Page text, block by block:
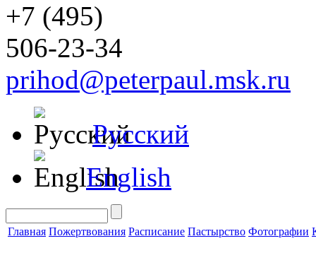
+7 (495)
506-23-34
prihod@peterpaul.msk.ru
Русский
English
Главная Пожертвования Расписание Пастырство Фотографии